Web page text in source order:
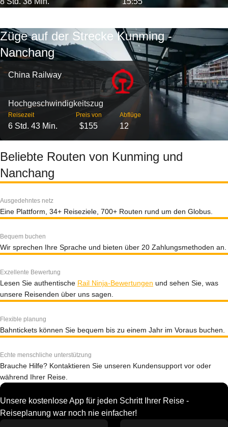
Züge auf der Strecke Kunming -
Nanchang
China Railway
Hochgeschwindigkeitszug
Reisezeit
6 Std. 43 Min.
Preis von
$155
Abflüge
12
Beliebte Routen von Kunming und
Nanchang
Ausgedehntes netz
Eine Plattform, 34+ Reiseziele, 700+ Routen rund um den Globus.
Bequem buchen
Wir sprechen Ihre Sprache und bieten über 20 Zahlungsmethoden an.
Exzellente Bewertung
Lesen Sie authentische Rail Ninja-Bewertungen und sehen Sie, was
unsere Reisenden über uns sagen.
Flexible planung
Bahntickets können Sie bequem bis zu einem Jahr im Voraus buchen.
Echte menschliche unterstützung
Brauche Hilfe? Kontaktieren Sie unseren Kundensupport vor oder
während Ihrer Reise.
Unsere kostenlose App für jeden Schritt Ihrer Reise -
Reiseplanung war noch nie einfacher!